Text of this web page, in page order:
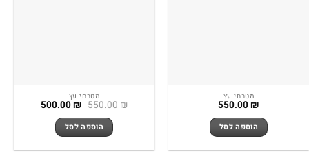
מטבחי עץ
550.00₪
הוספה לסל
מטבחי עץ
550.00₪ המחיר
היה:
550.00 ₪.
500.00₪ המחיר
הוספה לסל